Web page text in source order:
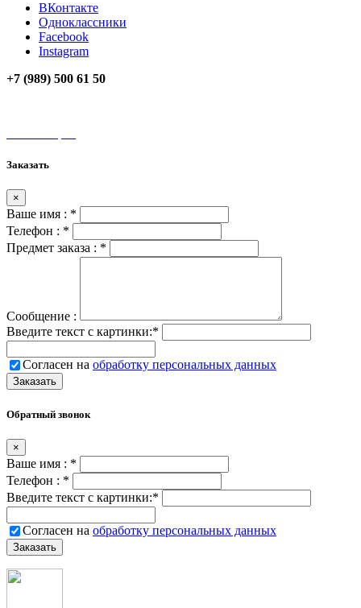
ВКонтакте
Одноклассники
Facebook
Instagram
+7 (989) 500 61 50
Заказать
×
Ваше имя : *
Телефон : *
Предмет заказа : *
Сообщение :
Введите текст с картинки:*
Согласен на обработку персональных данных
Обратный звонок
×
Ваше имя : *
Телефон : *
Введите текст с картинки:*
Согласен на обработку персональных данных